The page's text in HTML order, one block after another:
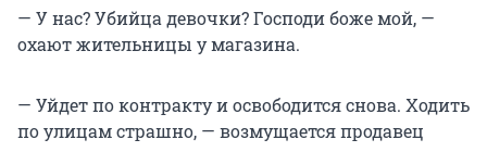
— У нас? Убийца девочки? Господи боже мой, —
охают жительницы у магазина.
— Уйдет по контракту и освободится снова. Ходить
по улицам страшно, — возмущается продавец